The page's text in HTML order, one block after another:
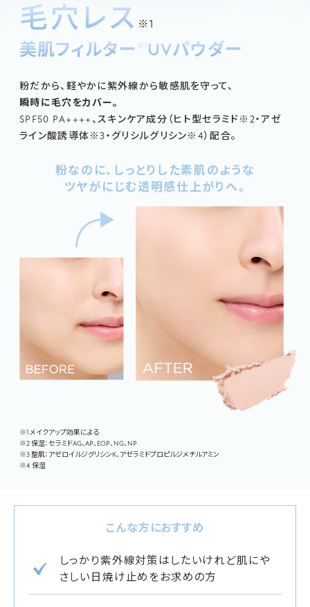
毛穴レス ※1
美肌フィルター ※1 UVパウダー
粉だから、軽やかに紫外線から敏感肌を守って、
瞬時に毛穴をカバー。
SPF50 PA++++、スキンケア成分（ヒト型セラミド※2・アゼ
ライン酸誘導体※3・グリシルグリシン※4）配合。
粉なのに、しっとりした素肌のような
ツヤがにじむ透明感仕上がりへ。
※1 メイクアップ効果による
※2 保湿：セラミドAG、AP、EOP、NG、NP
※3 整肌：アゼロイルジグリシンK、アゼラミドプロピルジメチルアミン
※4 保湿
こんな方におすすめ
しっかり紫外線対策はしたいけれど肌にや
さしい日焼け止めをお求めの方